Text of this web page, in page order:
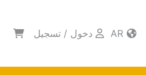
دخول / تسجيل